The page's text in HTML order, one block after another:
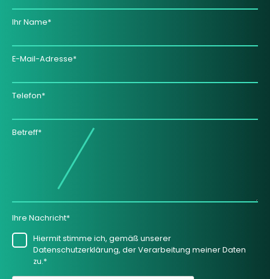
Ihr Name*
E-Mail-Adresse*
Telefon*
Betreff*
Ihre Nachricht*
Hiermit stimme ich, gemäß unserer
Datenschutzerklärung, der Verarbeitung meiner Daten
zu.*